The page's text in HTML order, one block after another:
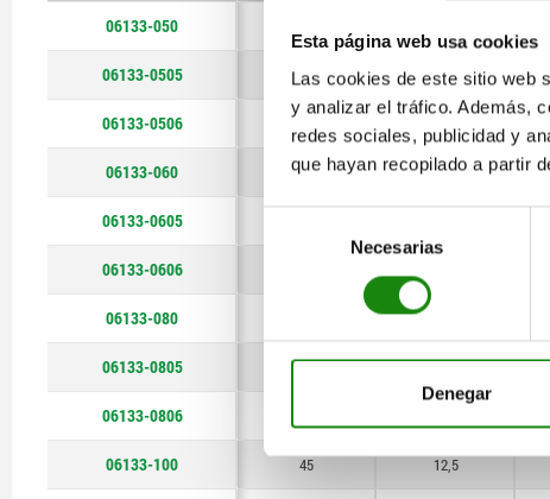
Esta página web usa cookies
Las cookies de este sitio web
y analizar el tráfico. Además,
redes sociales, publicidad y
que hayan recopilado a partir
consentimiento
Necesarias
Denegar
06133-050
06133-0505 26 7
06133-0506 7
06133-060 30 8
06133-0605
06133-0606
06133-080
06133-0805 38 10
06133-0806
06133-100 45 12,5